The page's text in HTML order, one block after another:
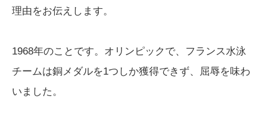
理由をお伝えします。
1968年のことです。オリンピックで、フランス水泳
チームは銅メダルを1つしか獲得できず、屈辱を味わ
いました。